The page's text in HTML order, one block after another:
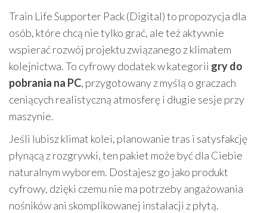
Train Life Supporter Pack (Digital) to propozycja dla
osób, które chcą nie tylko grać, ale też aktywnie
wspierać rozwój projektu związanego z klimatem
kolejnictwa. To cyfrowy dodatek w kategorii gry do
pobrania na PC, przygotowany z myślą o graczach
ceniących realistyczną atmosferę i długie sesje przy
maszynie.
Jeśli lubisz klimat kolei, planowanie tras i satysfakcję
płynącą z rozgrywki, ten pakiet może być dla Ciebie
naturalnym wyborem. Dostajesz go jako produkt
cyfrowy, dzięki czemu nie ma potrzeby angażowania
nośników ani skomplikowanej instalacji z płytą.